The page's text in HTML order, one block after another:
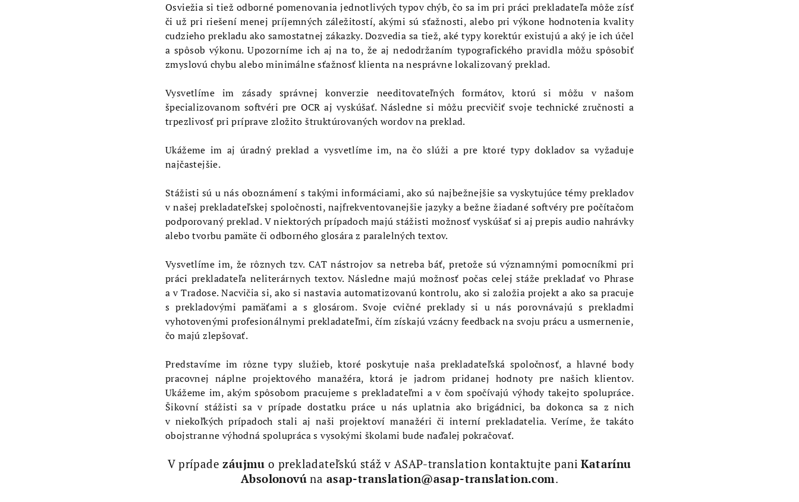
Osviežia si tiež odborné pomenovania jednotlivých typov chýb, čo sa im pri práci prekladateľa môže zísť
či už pri riešení menej príjemných záležitostí, akými sú sťažnosti, alebo pri výkone hodnotenia kvality
cudzieho prekladu ako samostatnej zákazky. Dozvedia sa tiež, aké typy korektúr existujú a aký je ich účel
a spôsob výkonu. Upozorníme ich aj na to, že aj nedodržaním typografického pravidla môžu spôsobiť
zmyslovú chybu alebo minimálne sťažnosť klienta na nesprávne lokalizovaný preklad.
Vysvetlíme im zásady správnej konverzie needitovateľných formátov, ktorú si môžu v našom
špecializovanom softvéri pre OCR aj vyskúšať. Následne si môžu precvičiť svoje technické zručnosti a
trpezlivosť pri príprave zložito štruktúrovaných wordov na preklad.
Ukážeme im aj úradný preklad a vysvetlíme im, na čo slúži a pre ktoré typy dokladov sa vyžaduje
najčastejšie.
Stážisti sú u nás oboznámení s takými informáciami, ako sú najbežnejšie sa vyskytujúce témy prekladov
v našej prekladateľskej spoločnosti, najfrekventovanejšie jazyky a bežne žiadané softvéry pre počítačom
podporovaný preklad. V niektorých prípadoch majú stážisti možnosť vyskúšať si aj prepis audio nahrávky
alebo tvorbu pamäte či odborného glosára z paralelných textov.
Vysvetlíme im, že rôznych tzv. CAT nástrojov sa netreba báť, pretože sú významnými pomocníkmi pri
práci prekladateľa neliterárnych textov. Následne majú možnosť počas celej stáže prekladať vo Phrase
a v Tradose. Nacvičia si, ako si nastavia automatizovanú kontrolu, ako si založia projekt a ako sa pracuje
s prekladovými pamäťami a s glosárom. Svoje cvičné preklady si u nás porovnávajú s prekladmi
vyhotovenými profesionálnymi prekladateľmi, čím získajú vzácny feedback na svoju prácu a usmernenie,
čo majú zlepšovať.
Predstavíme im rôzne typy služieb, ktoré poskytuje naša prekladateľská spoločnosť, a hlavné body
pracovnej náplne projektového manažéra, ktorá je jadrom pridanej hodnoty pre našich klientov.
Ukážeme im, akým spôsobom pracujeme s prekladateľmi a v čom spočívajú výhody takejto spolupráce.
Šikovní stážisti sa v prípade dostatku práce u nás uplatnia ako brigádnici, ba dokonca sa z nich
v niekoľkých prípadoch stali aj naši projektoví manažéri či interní prekladatelia. Veríme, že takáto
obojstranne výhodná spolupráca s vysokými školami bude naďalej pokračovať.
V prípadezáujmu o prekladateľskú stáž v ASAP-translation kontaktujte paniKatarínu
Absolonovú na asap-translation@asap-translation.com.